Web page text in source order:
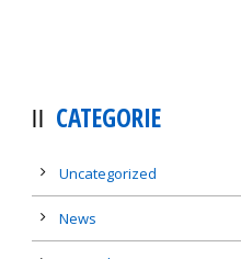
CATEGORIE
Uncategorized
News